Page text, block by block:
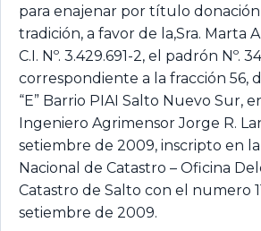
para enajenar por título
tradición, a favor de la,Sra. Marta
C.I. Nº. 3.429.691-2, el padrón Nº.
correspondiente a la fracción 56,
“E” Barrio PIAI Salto Nuevo Sur,
Ingeniero Agrimensor Jorge R.
setiembre de 2009, inscripto en
Nacional de Catastro – Oficina
Catastro de Salto con el numero
setiembre de 2009.